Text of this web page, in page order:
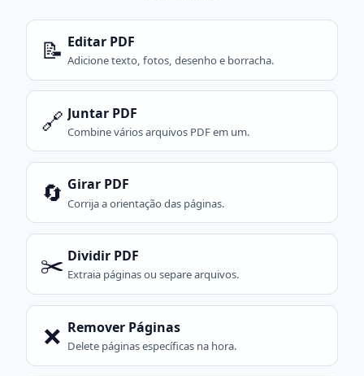
📝 Editar PDF
Adicione texto, fotos, desenho e borracha.
🔗 Juntar PDF
Combine vários arquivos PDF em um.
🔄 Girar PDF
Corrija a orientação das páginas.
✂️ Dividir PDF
Extraia páginas ou separe arquivos.
❌ Remover Páginas
Delete páginas específicas na hora.